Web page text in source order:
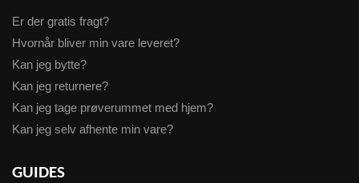
Er der gratis fragt?
Hvornår bliver min vare leveret?
Kan jeg bytte?
Kan jeg returnere?
Kan jeg tage prøverummet med hjem?
Kan jeg selv afhente min vare?
GUIDES